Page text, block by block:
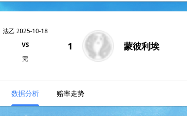
法乙 2025-10-18
VS
完
1 蒙彼利埃
数据分析 赔率走势